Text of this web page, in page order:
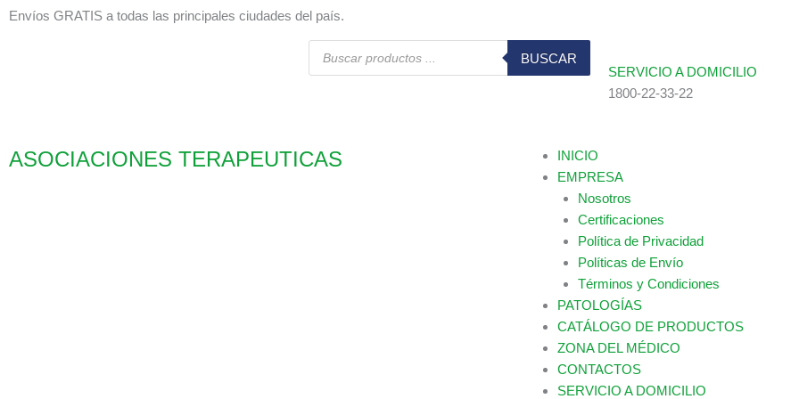
Envíos GRATIS a todas las principales ciudades del país.
Búsqueda
productos
BUSCAR
SERVICIO A DOMICILIO
1800-22-33-22
ASOCIACIONES TERAPEUTICAS
INICIO
EMPRESA
Nosotros
Certificaciones
Política de Privacidad
Políticas de Envío
Términos y Condiciones
PATOLOGÍAS
CATÁLOGO DE PRODUCTOS
ZONA DEL MÉDICO
CONTACTOS
SERVICIO A DOMICILIO